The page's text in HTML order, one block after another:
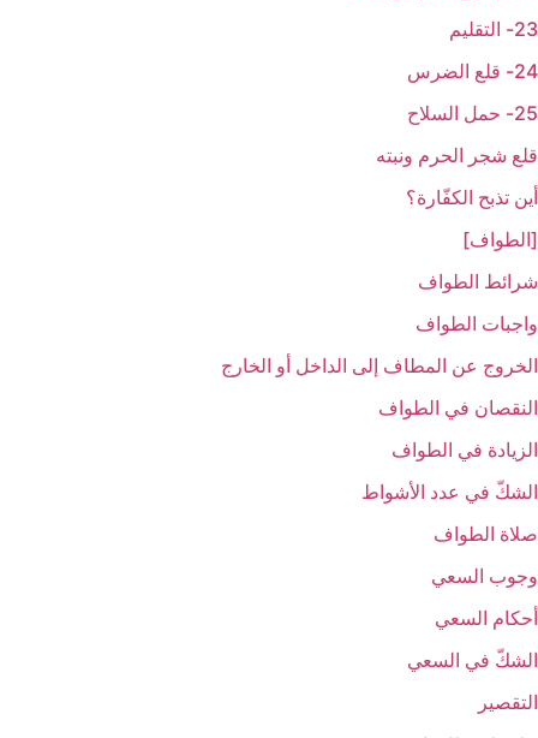
23- التقليم
24- قلع الضرس
25- حمل السلاح
قلع شجر الحرم ونبته
أين تذبح الكفّارة؟
[الطواف‏]
شرائط الطواف
واجبات الطواف‏
الخروج عن المطاف إلى الداخل أو الخارج‏
النقصان في الطواف‏
الزيادة في الطواف‏
الشكّ في عدد الأشواط
صلاة الطواف
وجوب السعي‏
أحكام السعي‏
الشكّ في السعي‏
التقصير